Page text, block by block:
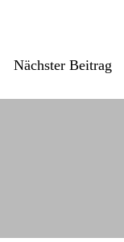
Nächster Beitrag